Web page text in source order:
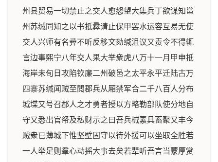
州县贸易一切禁止之交人愈怨望大集兵丁欲谋知邕
州苏缄同知之以书抵彛请止保甲罢水运容互易无使
交人兴师有名彛不听反移文劾缄沮议又责令不得辄
言边事熙宁八年交人果大举衆虎八万十一月甲申抵
海岸未旬日攻陷钦廉二州破邑之太平永平迁陆古万
四寨苏缄闻贼至閲郡兵从厢禁军合二千八百人分布
城堞又号召郡人之才勇者授以方略勒部队使分地自
守又悉出官帑及私财示之曰吾兵械素具蓄聚又丰今
贼衆已薄城下惟坚壁固守以待外援可以坐取全胜若
一人举足则羣心动摇大事去矣若辈听吾言当蒙厚赏